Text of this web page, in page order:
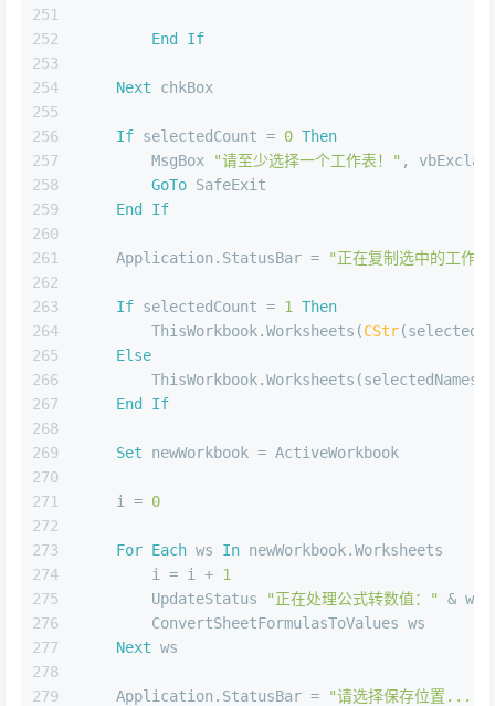
251
252
253
254
255
256
257
258
259
260
261
262
263
264
265
266
267
268
269
270
271
272
273
274
275
276
277
278
279
End If
Next chkBox
If selectedCount = 0 Then
        MsgBox
"请至少选择一个工作表！" ,
GoTo SafeExit
End
If
    Application.StatusBar =
"正在复制选中的工作
If selectedCount = 1
Then
        ThisWorkbook.Worksheets(
CStr
Else
End
If
Set newWorkbook = ActiveWorkbook
    i =
0
For Each ws In newWorkbook.Worksheets
        i = i +
1
        UpdateStatus
"正在处理公式转数值："
&
        ConvertSheetFormulasToValues ws
Next ws
    Application.StatusBar =
"请选择保存位置..."